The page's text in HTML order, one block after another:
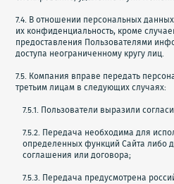
7.4. В отношении персональных
их конфиденциальность, кроме
предоставления Пользователями
доступа неограниченному кругу лиц.
7.5. Компания вправе передать
третьим лицам в следующих случаях:
7.5.1. Пользователи выразили
7.5.2. Передача необходима для
определенных функций Сайта либо
соглашения или договора;
7.5.3. Передача предусмотрена